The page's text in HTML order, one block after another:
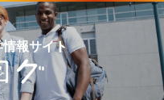
報サイト